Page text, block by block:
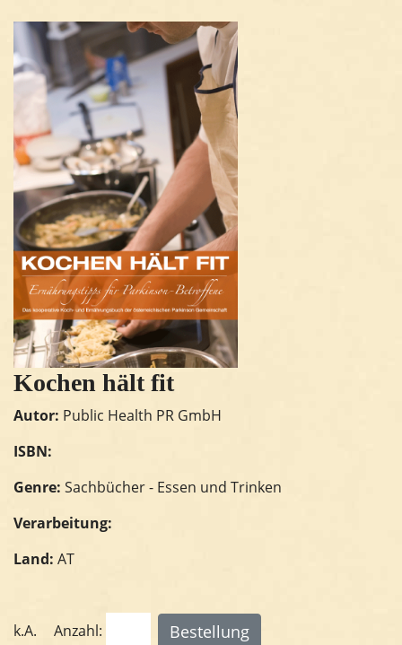
Kochen hält fit
Autor: Public Health PR GmbH
ISBN:
Genre: Sachbücher - Essen und Trinken
Verarbeitung:
Land: AT
k.A. Anzahl: